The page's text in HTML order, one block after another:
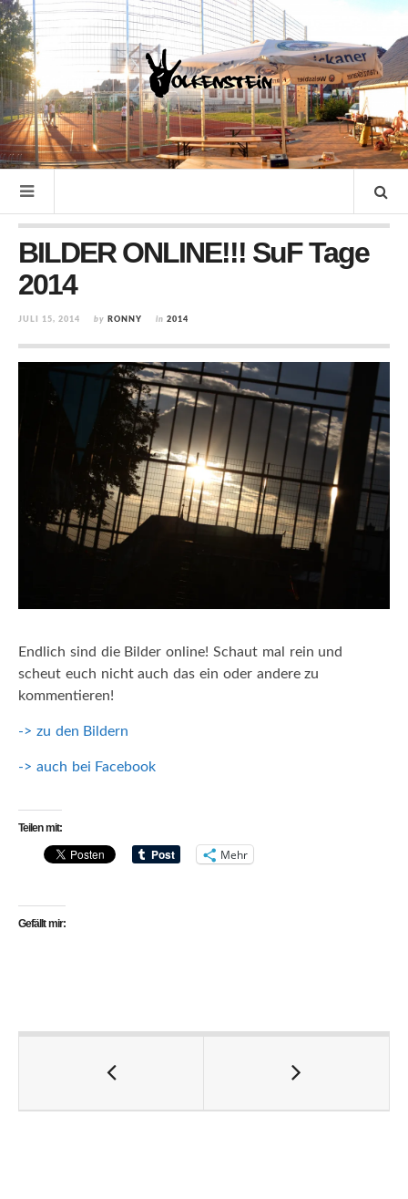
BILDER ONLINE!!! SuF Tage
2014
JULI 15, 2014 by RONNY in 2014
Endlich sind die Bilder online! Schaut mal rein und
scheut euch nicht auch das ein oder andere zu
kommentieren!
-> zu den Bildern
-> auch bei Facebook
Teilen mit:
Mehr
Gefällt mir: